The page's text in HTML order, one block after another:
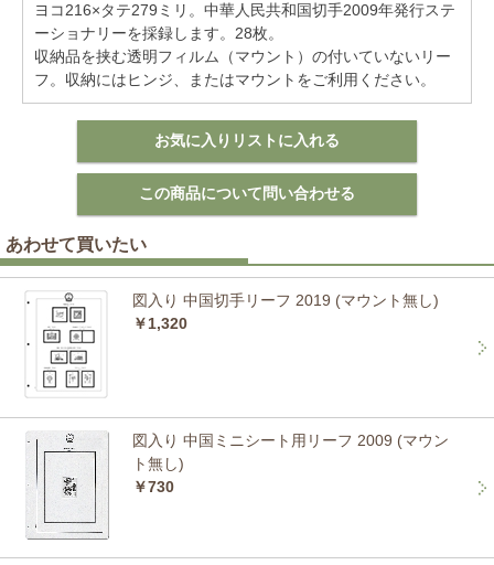
ヨコ216×タテ279ミリ。中華人民共和国切手2009年発行ステ
ーショナリーを採録します。28枚。
収納品を挟む透明フィルム（マウント）の付いていないリー
フ。収納にはヒンジ、またはマウントをご利用ください。
あわせて買いたい
図入り 中国切手リーフ 2019 (マウント無し)
￥1,320
図入り 中国ミニシート用リーフ 2009 (マウン
ト無し)
￥730